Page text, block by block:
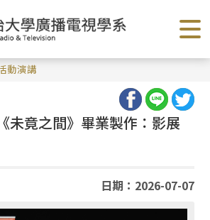
動演講
未竟之間》畢業製作：影展
日期：2026-07-07